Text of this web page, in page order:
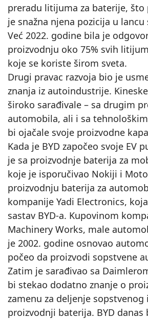
preradu litijuma za baterije, što
je snažna njena pozicija u lancu
Već 2022. godine bila je
proizvodnju oko 75% svih
koje se koriste širom sveta.
Drugi pravac razvoja bio je
znanja iz autoindustrije.
široko sarađivale – sa drugim
automobila, ali i sa
bi ojačale svoje proizvodne
Kada je BYD započeo svoje EV
je sa proizvodnje baterija za
koje je isporučivao Nokiji i
proizvodnju baterija za
kompanije Yadi Electronics,
sastav BYD-a. Kupovinom
Machinery Works, male
je 2002. godine osnovao
počeo da proizvodi sopstvene
Zatim je sarađivao sa
bi stekao dodatno znanje o
zamenu za deljenje sopstvenog
proizvodnji baterija. BYD danas